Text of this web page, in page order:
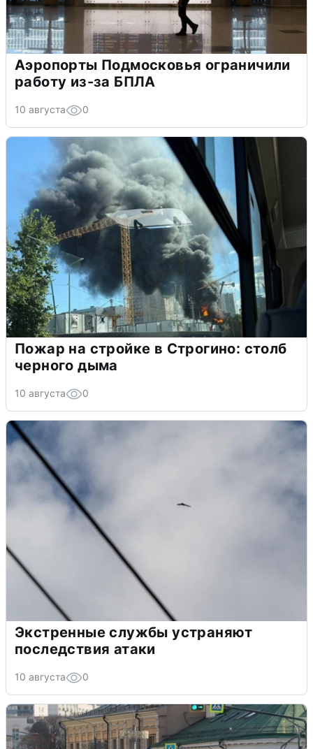
Аэропорты Подмосковья ограничили
работу из-за БПЛА
10 августа 0
Пожар на стройке в Строгино: столб
черного дыма
10 августа 0
Экстренные службы устраняют
последствия атаки
10 августа 0